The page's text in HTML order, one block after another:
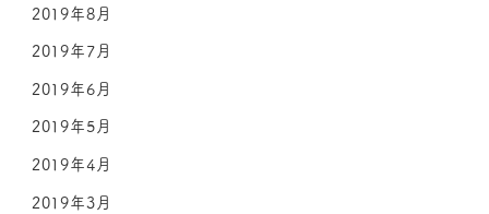
2019年8月
2019年7月
2019年6月
2019年5月
2019年4月
2019年3月